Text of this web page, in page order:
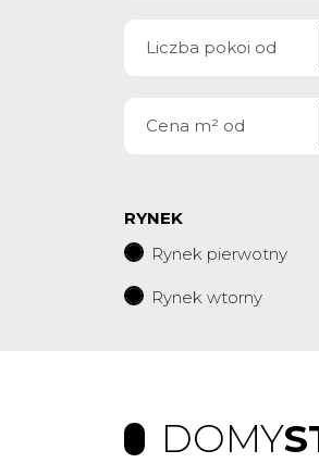
RYNEK
Rynek pierwotny
Rynek wtorny
DOMY